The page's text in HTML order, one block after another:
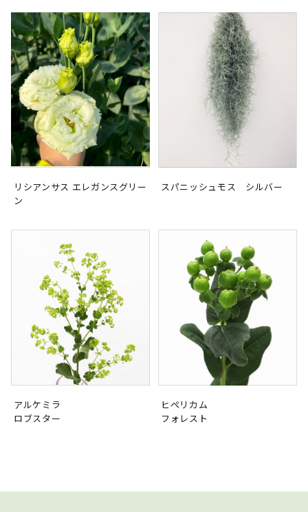
リシアンサス エレガンスグリー
ン
スパニッシュモス シルバー
アルケミラ
ロブスター
ヒペリカム
フォレスト